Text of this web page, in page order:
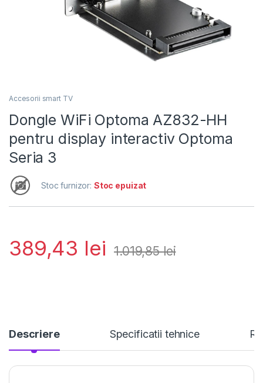
Accesorii smart TV
Dongle WiFi Optoma AZ832-HH
pentru display interactiv Optoma
Seria 3
Stoc furnizor: Stoc epuizat
389,43 lei 1.019,85lei
Descriere Specificatii tehnice